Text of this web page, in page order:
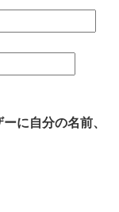
に自分の名前、